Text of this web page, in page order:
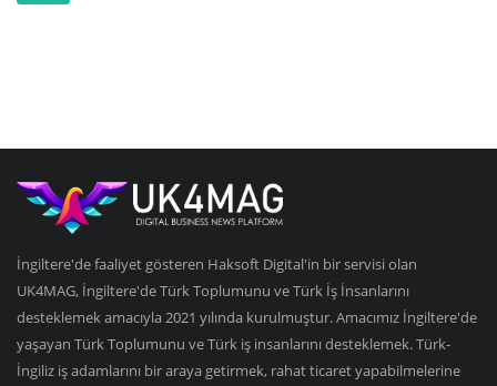
İngiltere'de faaliyet gösteren Haksoft Digital'in bir servisi olan
UK4MAG, İngiltere'de Türk Toplumunu ve Türk İş İnsanlarını
desteklemek amacıyla 2021 yılında kurulmuştur. Amacımız İngiltere'de
yaşayan Türk Toplumunu ve Türk iş insanlarını desteklemek. Türk-
İngiliz iş adamlarını bir araya getirmek, rahat ticaret yapabilmelerine